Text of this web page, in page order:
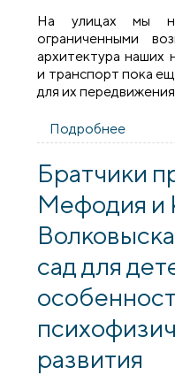
На улицах мы
ограниченными
архитектура наших
и транспорт пока
для их
Подробнее
Братчики
Мефодия и
сад для
развития